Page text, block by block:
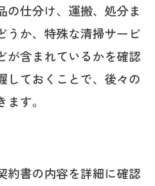
の仕分け、運搬、処分ま
うか、特殊な清掃サービ
が含まれているかを確認
しておくことで、後々の
す。
約書の内容を詳細に確認